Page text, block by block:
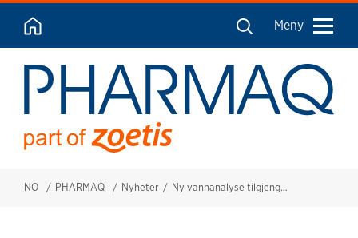
Meny
NO PHARMAQ Nyheter Ny vannanalyse tilgjengelig: heterotrofe- og vibriobakterier